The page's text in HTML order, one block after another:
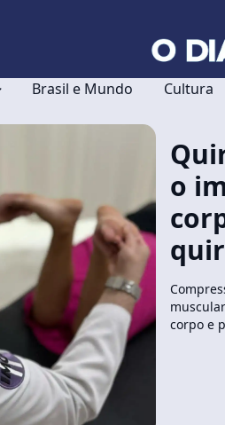
Brasil e Mundo Cultura
o
corpo e